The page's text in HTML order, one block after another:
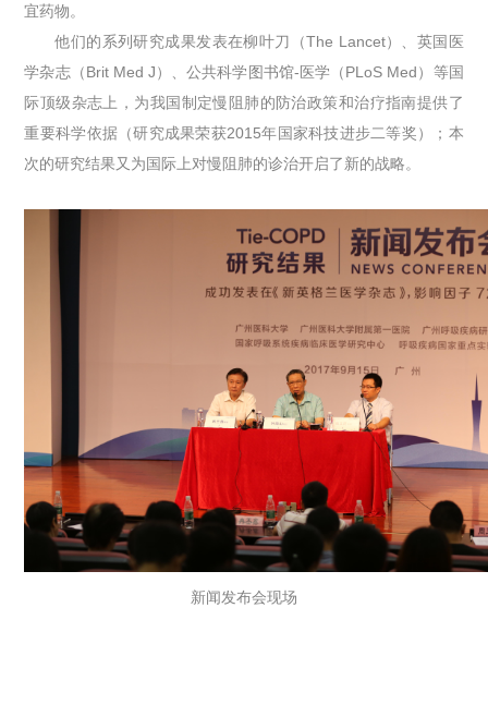
宜药物。
他们的系列研究成果发表在柳叶刀（The Lancet）、英国医
学杂志（Brit Med J）、公共科学图书馆-医学（PLoS Med）等国
际顶级杂志上，为我国制定慢阻肺的防治政策和治疗指南提供了
重要科学依据（研究成果荣获2015年国家科技进步二等奖）；本
次的研究结果又为国际上对慢阻肺的诊治开启了新的战略。
新闻发布会现场